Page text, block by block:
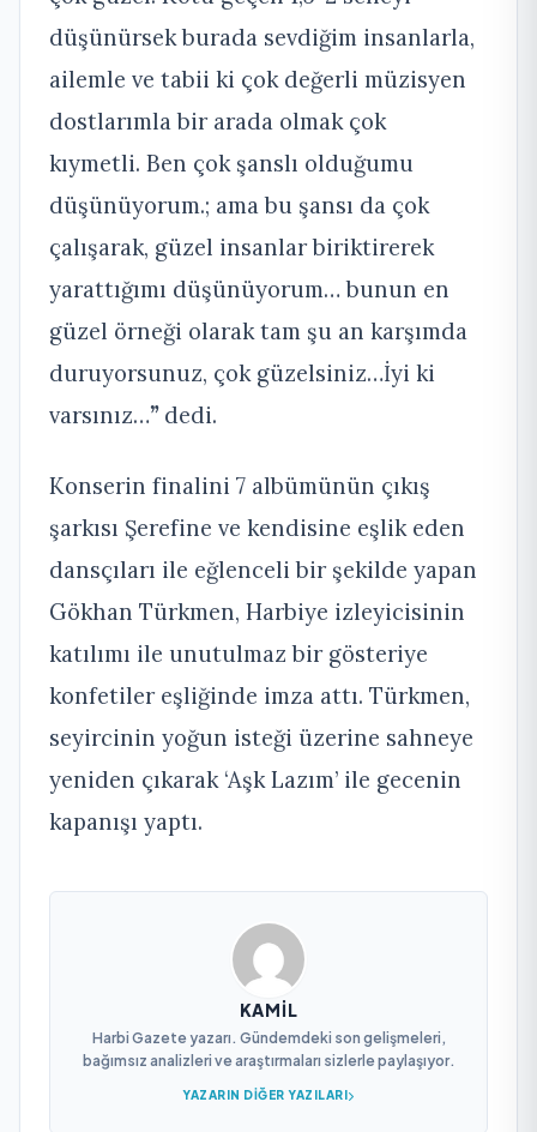
düşünürsek burada sevdiğim insanlarla,
ailemle ve tabii ki çok değerli müzisyen
dostlarımla bir arada olmak çok
kıymetli. Ben çok şanslı olduğumu
düşünüyorum.; ama bu şansı da çok
çalışarak, güzel insanlar biriktirerek
yarattığımı düşünüyorum… bunun en
güzel örneği olarak tam şu an karşımda
duruyorsunuz, çok güzelsiniz…İyi ki
varsınız…” dedi.
Konserin finalini 7 albümünün çıkış
şarkısı Şerefine ve kendisine eşlik eden
dansçıları ile eğlenceli bir şekilde yapan
Gökhan Türkmen, Harbiye izleyicisinin
katılımı ile unutulmaz bir gösteriye
konfetiler eşliğinde imza attı. Türkmen,
seyircinin yoğun isteği üzerine sahneye
yeniden çıkarak ‘Aşk Lazım’ ile gecenin
kapanışı yaptı.
KAMIL
Harbi Gazete yazarı. Gündemdeki son gelişmeleri,
bağımsız analizleri ve araştırmaları sizlerle paylaşıyor.
YAZARIN DIĞER YAZILARI